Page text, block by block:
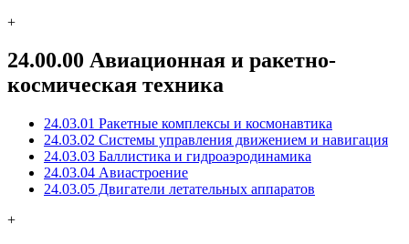
+
24.00.00 Авиационная и ракетно-
космическая техника
24.03.01 Ракетные комплексы и космонавтика
24.03.02 Системы управления движением и навигация
24.03.03 Баллистика и гидроаэродинамика
24.03.04 Авиастроение
24.03.05 Двигатели летательных аппаратов
+